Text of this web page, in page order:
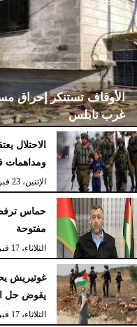
الأوقاف تستنكر إحراق
غرب نابلس
الإثنين، 23 فبراير 2026 02:15 مـ
ومداهمات
الإثنين، 23 فبراير 2026
حماس ترفض
مفتوحة
الثلاثاء، 17 فبراير 2026
غوتيريش
يقوض حل
الثلاثاء، 17 فبراير 2026